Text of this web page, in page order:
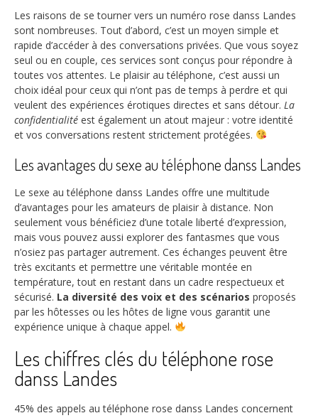
Les raisons de se tourner vers un numéro rose danss Landes
sont nombreuses. Tout d’abord, c’est un moyen simple et
rapide d’accéder à des conversations privées. Que vous soyez
seul ou en couple, ces services sont conçus pour répondre à
toutes vos attentes. Le plaisir au téléphone, c’est aussi un
choix idéal pour ceux qui n’ont pas de temps à perdre et qui
veulent des expériences érotiques directes et sans détour. La
confidentialité est également un atout majeur : votre identité
et vos conversations restent strictement protégées.
Les avantages du sexe au téléphone danss Landes
Le sexe au téléphone danss Landes offre une multitude
d’avantages pour les amateurs de plaisir à distance. Non
seulement vous bénéficiez d’une totale liberté d’expression,
mais vous pouvez aussi explorer des fantasmes que vous
n’osiez pas partager autrement. Ces échanges peuvent être
très excitants et permettre une véritable montée en
température, tout en restant dans un cadre respectueux et
sécurisé. La diversité des voix et des scénarios proposés
par les hôtesses ou les hôtes de ligne vous garantit une
expérience unique à chaque appel.
Les chiffres clés du téléphone rose
danss Landes
45% des appels au téléphone rose danss Landes concernent